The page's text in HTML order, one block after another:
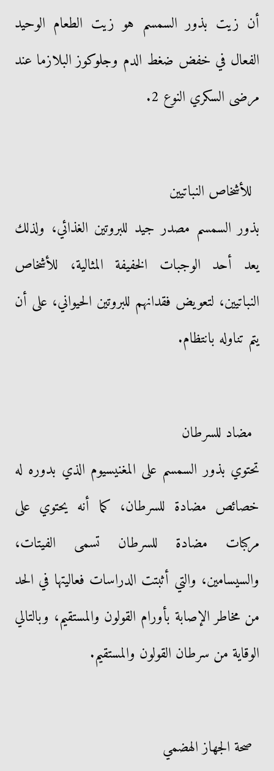
أن زيت بذور السمسم هو زيت الطعام الوحيد
الفعال في خفض ضغط الدم وجلوكوز البلازما عند
مرضى السكري النوع 2.
للأشخاص النباتيين
بذور السمسم مصدر جيد للبروتين الغذائي، ولذلك
يعد أحد الوجبات الخفيفة المثالية، للأشخاص
النباتيين، لتعويض فقدانهم للبروتين الحيواني، على أن
يتم تناوله بانتظام.
مضاد للسرطان
تحتوي بذور السمسم على المغنيسيوم الذي بدوره له
خصائص مضادة للسرطان، كما أنه يحتوي على
مركبات مضادة للسرطان تسمى الفيتات،
والسيسامين، والتي أثبتت الدراسات فعاليتها في الحد
من مخاطر الإصابة بأورام القولون والمستقيم، وبالتالي
الوقاية من سرطان القولون والمستقيم.
صحة الجهاز الهضمي